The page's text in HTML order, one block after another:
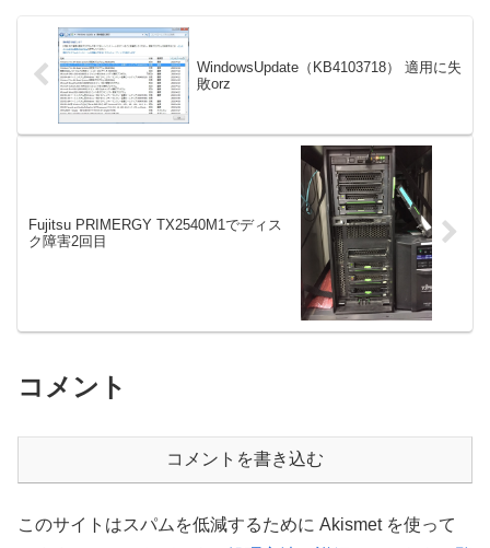
WindowsUpdate（KB4103718） 適用に失
敗orz
Fujitsu PRIMERGY TX2540M1でディス
ク障害2回目
コメント
コメントを書き込む
このサイトはスパムを低減するために Akismet を使って